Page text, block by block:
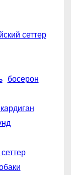
сеттер
босерон